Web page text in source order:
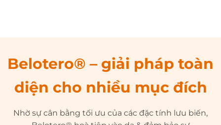
Belotero® – giải pháp toàn
diện cho nhiều mục đích
Nhờ sự cân bằng tối ưu của các đặc tính lưu biến,